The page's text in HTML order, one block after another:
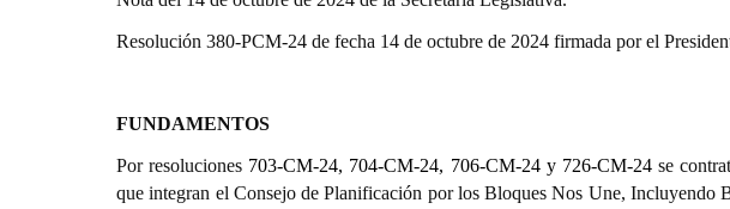
Resolución 380-PCM-24 de fecha 14 de octubre de 2024 firmada por el
FUNDAMENTOS
Por resoluciones 703-CM-24, 704-CM-24, 706-CM-24 y 726-CM-24 se
que integran el Consejo de Planificación por los Bloques Nos Une,